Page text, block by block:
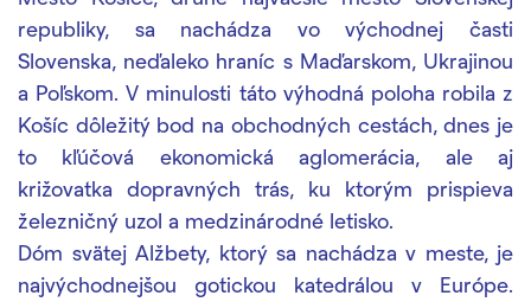
republiky, sa nachádza vo východnej časti
Slovenska, neďaleko hraníc s Maďarskom, Ukrajinou
a Poľskom. V minulosti táto výhodná poloha robila z
Košíc dôležitý bod na obchodných cestách, dnes je
to kľúčová ekonomická aglomerácia, ale aj
križovatka dopravných trás, ku ktorým prispieva
železničný uzol a medzinárodné letisko.
Dóm svätej Alžbety, ktorý sa nachádza v meste, je
najvýchodnejšou gotickou katedrálou v Európe.